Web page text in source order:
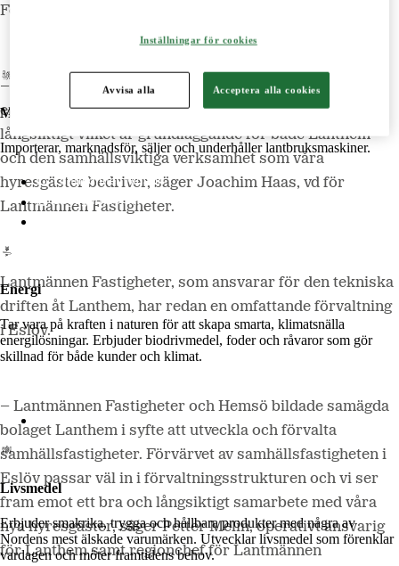
Maskiner
Importerar, marknadsför, säljer och underhåller lantbruksmaskiner.
Lantmännen Maskin
Begagnatbörsen
Energi
Tar vara på kraften i naturen för att skapa smarta, klimatsnälla
energilösningar. Erbjuder biodrivmedel, foder och råvaror som gör
skillnad för både kunder och klimat.
Lantmännen Biorefineries
Livsmedel
Erbjuder smakrika, trygga och hållbara produkter med några av
Nordens mest älskade varumärken. Utvecklar livsmedel som förenklar
vardagen och möter framtidens behov.
Företagsservice AB.
– Tillsammans med Hemsö är vi två starka och mycket
erfarna parter. Såväl investeringarna som ägandet är
långsiktigt vilket är grundläggande för både Lanthem
och den samhällsviktiga verksamhet som våra
hyresgäster bedriver, säger Joachim Haas, vd för
Lantmännen Fastigheter.
Lantmännen Fastigheter, som ansvarar för den tekniska
driften åt Lanthem, har redan en omfattande förvaltning
i Eslöv.
– Lantmännen Fastigheter och Hemsö bildade samägda
bolaget Lanthem i syfte att utveckla och förvalta
samhällsfastigheter. Förvärvet av samhällsfastigheten i
Eslöv passar väl in i förvaltningsstrukturen och vi ser
fram emot ett bra och långsiktigt samarbete med våra
nya hyresgäster, säger Petter Melin, operativt ansvarig
för Lanthem samt regionchef för Lantmännen
Inställningar för cookies
Avvisa alla Acceptera alla cookies